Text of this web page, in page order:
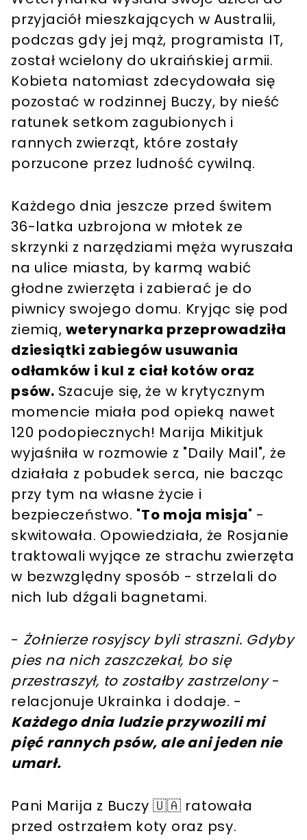
przyjaciół mieszkających w Australii,
podczas gdy jej mąż, programista IT,
został wcielony do ukraińskiej armii.
Kobieta natomiast zdecydowała się
pozostać w rodzinnej Buczy, by nieść
ratunek setkom zagubionych i
rannych zwierząt, które zostały
porzucone przez ludność cywilną.
Każdego dnia jeszcze przed świtem
36-latka uzbrojona w młotek ze
skrzynki z narzędziami męża wyruszała
na ulice miasta, by karmą wabić
głodne zwierzęta i zabierać je do
piwnicy swojego domu. Kryjąc się pod
ziemią, weterynarka przeprowadziła
dziesiątki zabiegów usuwania
odłamków i kul z ciał kotów oraz
psów. Szacuje się, że w krytycznym
momencie miała pod opieką nawet
120 podopiecznych! Marija Mikitjuk
wyjaśniła w rozmowie z "Daily Mail", że
działała z pobudek serca, nie bacząc
przy tym na własne życie i
bezpieczeństwo. "To moja misja" -
skwitowała. Opowiedziała, że Rosjanie
traktowali wyjące ze strachu zwierzęta
w bezwzględny sposób - strzelali do
nich lub dźgali bagnetami.
- Żołnierze rosyjscy byli straszni. Gdyby
pies na nich zaszczekał, bo się
przestraszył, to zostałby zastrzelony-
relacjonuje Ukrainka i dodaje. -
Każdego dnia ludzie przywozili mi
pięć rannych psów, ale ani jeden nie
umarł.
Pani Marija z Buczy 🇺🇦 ratowała
przed ostrzałem koty oraz psy.